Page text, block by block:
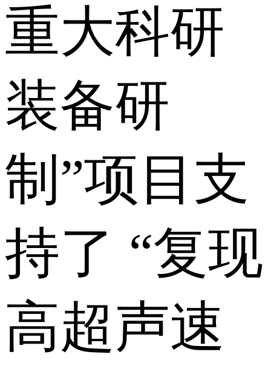
重大科研
装备研
制”项目支
持了 “复现
高超声速